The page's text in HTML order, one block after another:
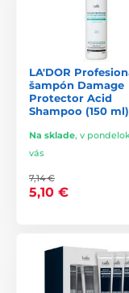
LA'DOR
šampón Damage
Protector Acid
Shampoo (150 ml)
Na sklade, v
vás
7,14 €
5,10 €